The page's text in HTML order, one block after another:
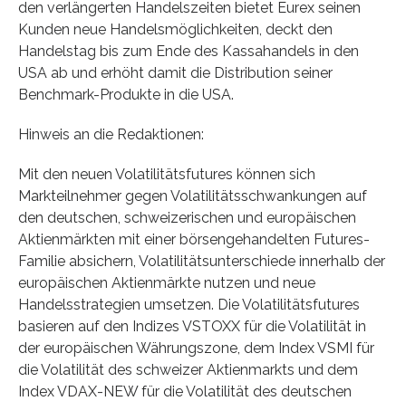
den verlängerten Handelszeiten bietet Eurex seinen
Kunden neue Handelsmöglichkeiten, deckt den
Handelstag bis zum Ende des Kassahandels in den
USA ab und erhöht damit die Distribution seiner
Benchmark-Produkte in die USA.
Hinweis an die Redaktionen:
Mit den neuen Volatilitätsfutures können sich
Markteilnehmer gegen Volatilitätsschwankungen auf
den deutschen, schweizerischen und europäischen
Aktienmärkten mit einer börsengehandelten Futures-
Familie absichern, Volatilitätsunterschiede innerhalb der
europäischen Aktienmärkte nutzen und neue
Handelsstrategien umsetzen. Die Volatilitätsfutures
basieren auf den Indizes VSTOXX für die Volatilität in
der europäischen Währungszone, dem Index VSMI für
die Volatilität des schweizer Aktienmarkts und dem
Index VDAX-NEW für die Volatilität des deutschen